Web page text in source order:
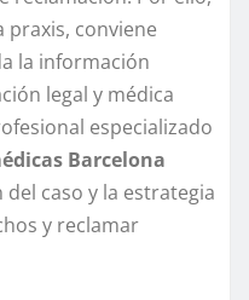
praxis, conviene
la información
legal y médica
especializado
Barcelona
caso y la estrategia
y reclamar